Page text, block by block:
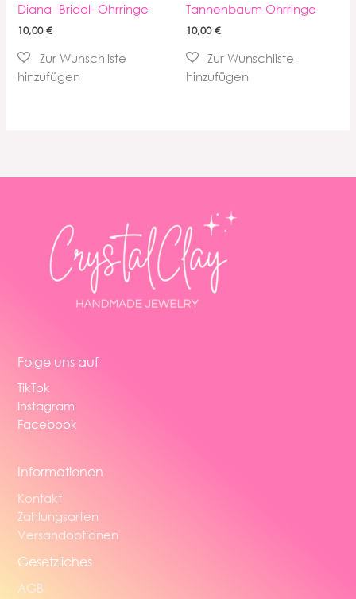
Diana -Bridal- Ohrringe
10,00€
Tannenbaum Ohrringe
10,00€
Folge uns auf
TikTok
Instagram
Facebook
Informationen
Kontakt
Zahlungsarten
Versandoptionen
Gesetzliches
AGB